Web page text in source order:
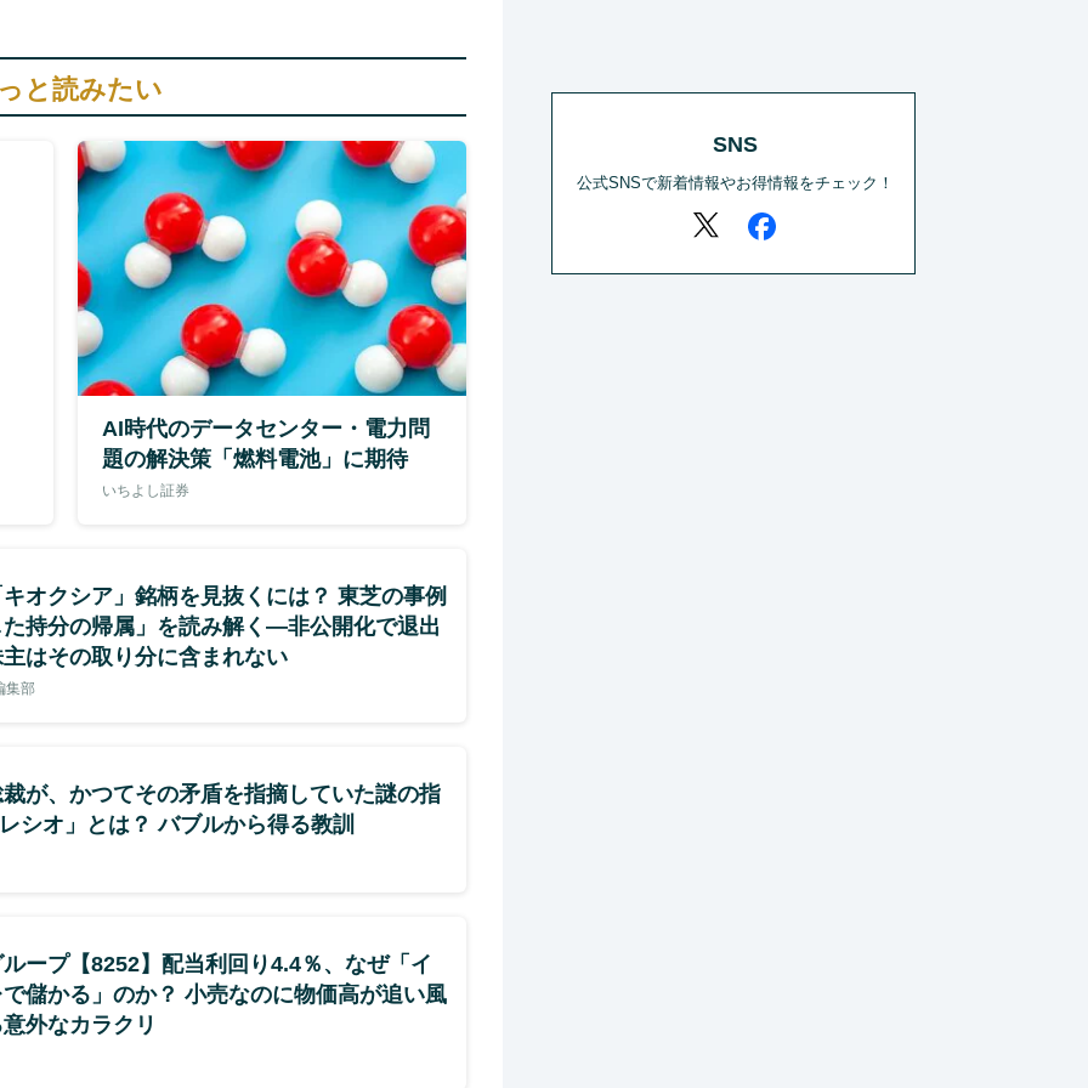
と読みたい
AI時代のデータセンター・電力問
題の解決策「燃料電池」に期待
いちよし証券
オクシア」銘柄を見抜くには？ 東芝の事例
持分の帰属」を読み解く—非公開化で退出
はその取り分に含まれない
集部
が、かつてその矛盾を指摘していた謎の指
シオ」とは？ バブルから得る教訓
ープ【8252】配当利回り4.4％、なぜ「イ
儲かる」のか？ 小売なのに物価高が追い風
外なカラクリ
SNS
公式SNSで新着情報やお得情報をチェック！